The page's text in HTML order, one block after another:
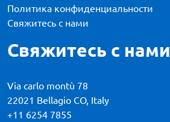
Политика конфиденциальности
Свяжитесь с нами
Свяжитесь с нами
Via carlo montù 78
22021 Bellagio CO, Italy
+11 6254 7855